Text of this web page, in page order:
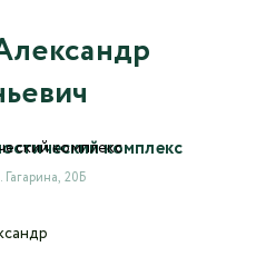
комплекс
20Б
личном кабинете